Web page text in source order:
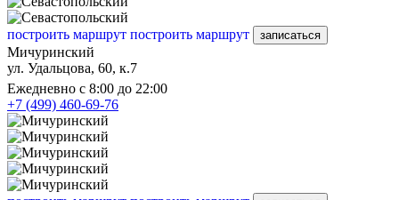
построить маршрут построить маршрут записаться
Мичуринский
ул. Удальцова, 60, к.7
Ежедневно с 8:00 до 22:00
+7 (499) 460-69-76